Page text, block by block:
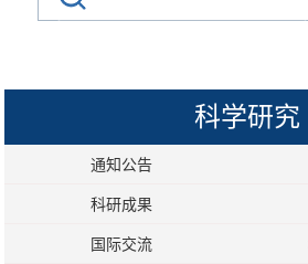
科学研究
通知公告
科研成果
国际交流